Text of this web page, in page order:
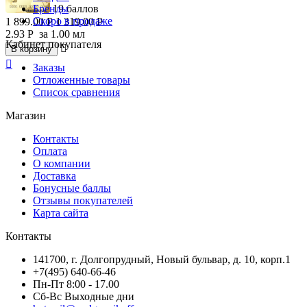
19 баллов
1 899.00 Р 1 319.00 Р
2.93 Р за 1.00 мл
В корзину


Бренды
Скоро в продаже
Кабинет покупателя
Заказы
Отложенные товары
Список сравнения
Магазин
Контакты
Оплата
О компании
Доставка
Бонусные баллы
Отзывы покупателей
Карта сайта
Контакты
141700, г. Долгопрудный, Новый бульвар, д. 10, корп.1
+7(495) 640-66-46
Пн-Пт 8:00 - 17.00
Сб-Вс Выходные дни